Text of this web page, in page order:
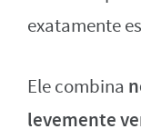
exatamente
Ele combina
levemente